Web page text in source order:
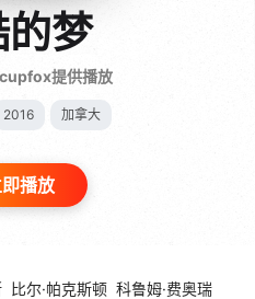
梦
提供播放
2016 加拿大
播放
比尔·帕克斯顿 科鲁姆·费奥瑞